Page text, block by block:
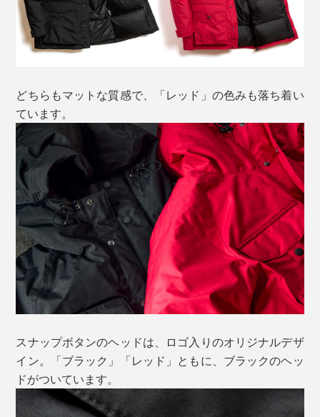
どちらもマットな質感で、「レッド」の色みも落ち着い
ています。
スナップボタンのヘッドは、ロゴ入りのオリジナルデザ
イン。「ブラック」「レッド」ともに、ブラックのヘッ
ドがついています。